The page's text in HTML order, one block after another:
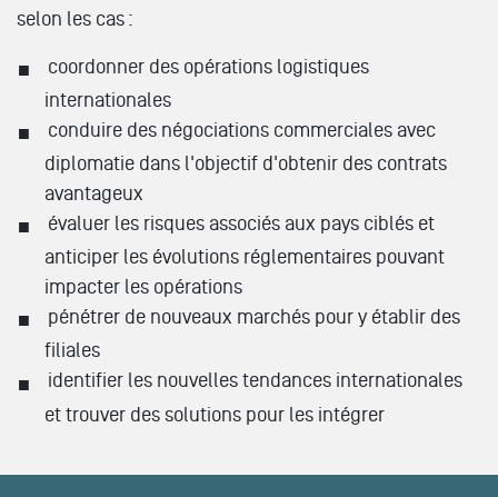
selon les cas :
coordonner des opérations logistiques
internationales
conduire des négociations commerciales avec
diplomatie dans l'objectif d'obtenir des contrats
avantageux
évaluer les risques associés aux pays ciblés et
anticiper les évolutions réglementaires pouvant
impacter les opérations
pénétrer de nouveaux marchés pour y établir des
filiales
identifier les nouvelles tendances internationales
et trouver des solutions pour les intégrer